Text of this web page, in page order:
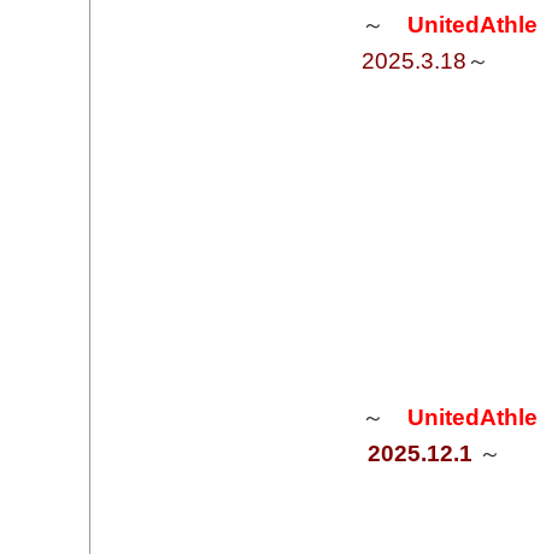
～
2025.3.18 ～​
～
2025.12.1 ～​